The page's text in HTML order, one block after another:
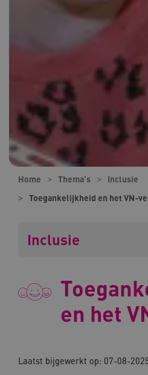
Home Thema's
Inclusie
Toegankelijkheid en het VN-
Inclusie
en het
Laatst bijgewerkt op: 07-08-